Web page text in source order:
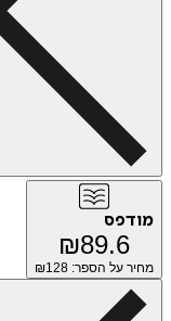
מודפס
₪89.6
מחיר על הספר: ₪ 128